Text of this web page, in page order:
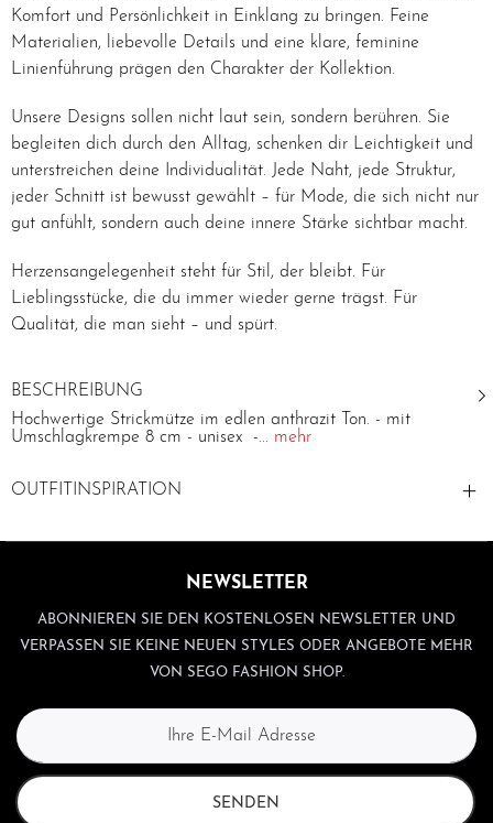
Komfort und Persönlichkeit in Einklang zu bringen. Feine
Materialien, liebevolle Details und eine klare, feminine
Linienführung prägen den Charakter der Kollektion.
Unsere Designs sollen nicht laut sein, sondern berühren. Sie
begleiten dich durch den Alltag, schenken dir Leichtigkeit und
unterstreichen deine Individualität. Jede Naht, jede Struktur,
jeder Schnitt ist bewusst gewählt – für Mode, die sich nicht nur
gut anfühlt, sondern auch deine innere Stärke sichtbar macht.
Herzensangelegenheit steht für Stil, der bleibt. Für
Lieblingsstücke, die du immer wieder gerne trägst. Für
Qualität, die man sieht – und spürt.
BESCHREIBUNG
Hochwertige Strickmütze im edlen anthrazit Ton. - mit
Umschlagkrempe 8 cm - unisex -... mehr
OUTFITINSPIRATION
NEWSLETTER
ABONNIEREN SIE DEN KOSTENLOSEN NEWSLETTER UND
VERPASSEN SIE KEINE NEUEN STYLES ODER ANGEBOTE MEHR
VON SEGO FASHION SHOP.
SENDEN